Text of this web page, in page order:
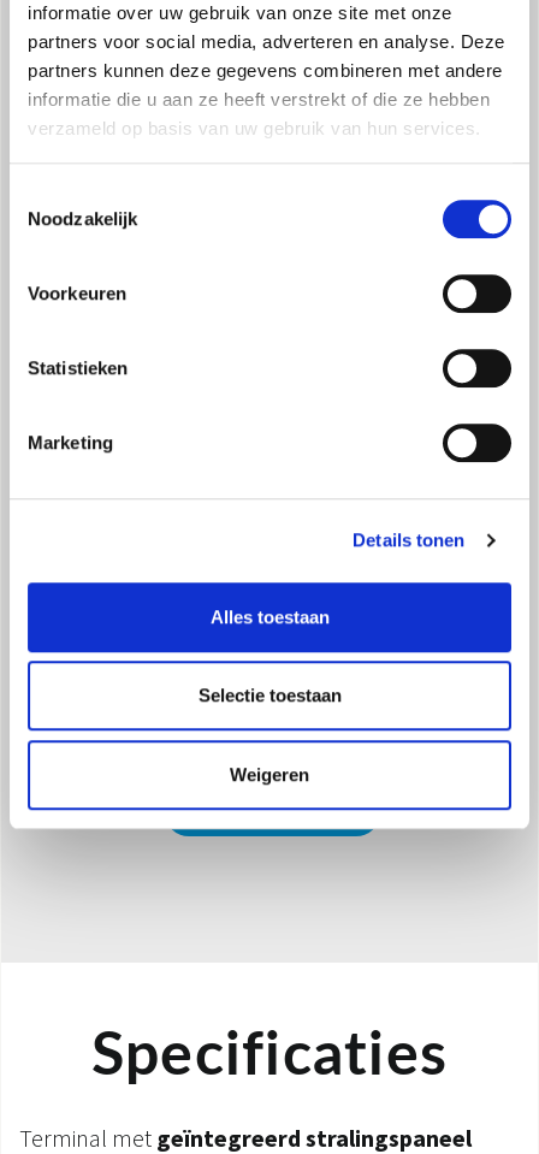
informatie over uw gebruik van onze site met onze
partners voor social media, adverteren en analyse. Deze
partners kunnen deze gegevens combineren met andere
informatie die u aan ze heeft verstrekt of die ze hebben
verzameld op basis van uw gebruik van hun services.
Noodzakelijk
Voorkeuren
Statistieken
Marketing
Details tonen
Alles toestaan
Selectie toestaan
Weigeren
l'irraggiamento, come un normale radiatore.
Garantendo quindi :
>> silenzio assoluto
>> risparmio energetico
Rispetto ad altri sistemi radianti non idronici la
>> temperatura superficiale media più elevata,
e quindi una potenza irraggiata maggiore
>> maggiore uniformità nel riscaldamento
>> amplificazione dell'effetto convettivo
conseguenza una maggior velocità di messa a
regime dell'impianto
DATI EUROVENT
Specificaties
Terminal met geïntegreerd stralingspaneel